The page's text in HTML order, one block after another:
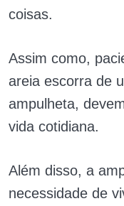
coisas.
Assim como,
areia escorra de
ampulheta,
vida cotidiana.
Além disso, a
necessidade de